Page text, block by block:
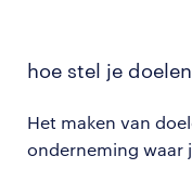
hoe stel je
Het maken van
onderneming waar